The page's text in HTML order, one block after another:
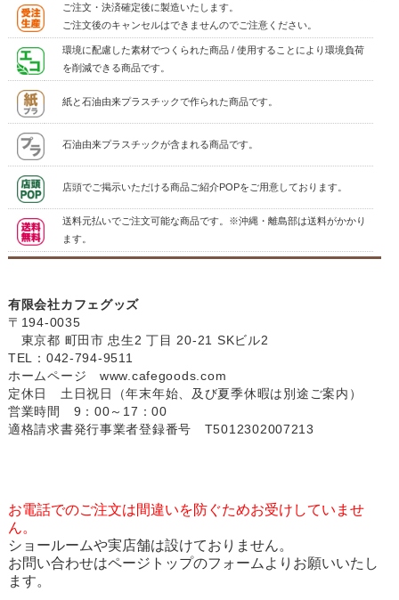
ご注文・決済確定後に製造いたします。
ご注文後のキャンセルはできませんのでご注意ください。
環境に配慮した素材でつくられた商品 / 使用することにより環境負荷
を削減できる商品です。
紙と石油由来プラスチックで作られた商品です。
石油由来プラスチックが含まれる商品です。
店頭でご掲示いただける商品ご紹介POPをご用意しております。
送料元払いでご注文可能な商品です。※沖縄・離島部は送料がかかり
ます。
有限会社カフェグッズ
〒194-0035
東京都 町田市 忠生2 丁目 20-21 SKビル2
TEL：042-794-9511
ホームページ www.cafegoods.com
定休日 土日祝日（年末年始、及び夏季休暇は別途ご案内）
営業時間 9：00～17：00
適格請求書発行事業者登録番号 T5012302007213
お電話でのご注文は間違いを防ぐためお受けしていませ
ん。
ショールームや実店舗は設けておりません。
お問い合わせはページトップのフォームよりお願いいたし
ます。